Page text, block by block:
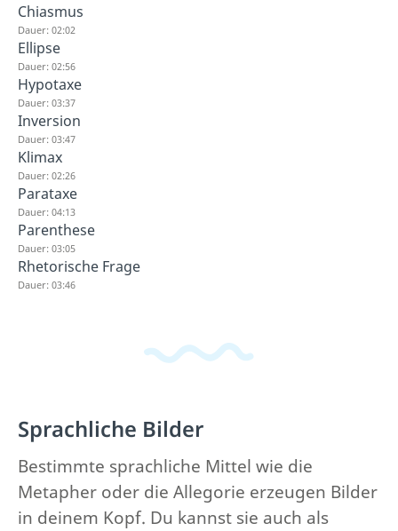
Chiasmus
Dauer: 02:02
Ellipse
Dauer: 02:56
Hypotaxe
Dauer: 03:37
Inversion
Dauer: 03:47
Klimax
Dauer: 02:26
Parataxe
Dauer: 04:13
Parenthese
Dauer: 03:05
Rhetorische Frage
Dauer: 03:46
Sprachliche Bilder
Bestimmte sprachliche Mittel wie die
Metapher oder die Allegorie erzeugen Bilder
in deinem Kopf. Du kannst sie auch als